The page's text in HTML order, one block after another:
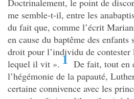
Doctrinalement, le point de
me semble-t-il, entre les
du fait que, comme l’écrit
en cause du baptême des
droit pour l’individu de contester
lequel il vit ». 1 De fait, tout en
l’hégémonie de la papauté,
certaine connivence avec les